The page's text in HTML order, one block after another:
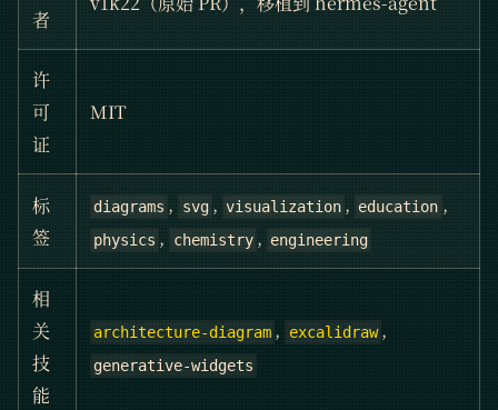
者
许
可
证
MIT
标
签
diagrams , svg , visualization , education ,
physics , chemistry , engineering
相
关
技
能
architecture-diagram , excalidraw ,
generative-widgets